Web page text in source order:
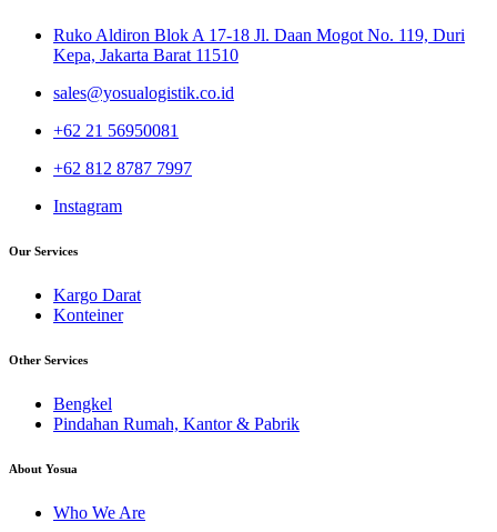
Ruko Aldiron Blok A 17-18 Jl. Daan Mogot No. 119, Duri
Kepa, Jakarta Barat 11510
sales@yosualogistik.co.id
+62 21 56950081
+62 812 8787 7997
Instagram
Our Services
Kargo Darat
Konteiner
Other Services
Bengkel
Pindahan Rumah, Kantor & Pabrik
About Yosua
Who We Are